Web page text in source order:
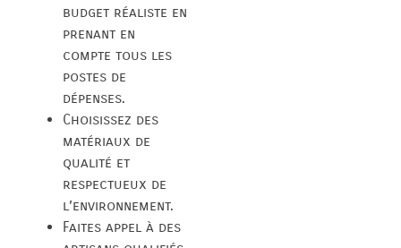
budget réaliste en
prenant en
compte tous les
postes de
dépenses.
Choisissez des
matériaux de
qualité et
respectueux de
l’environnement.
Faites appel à des